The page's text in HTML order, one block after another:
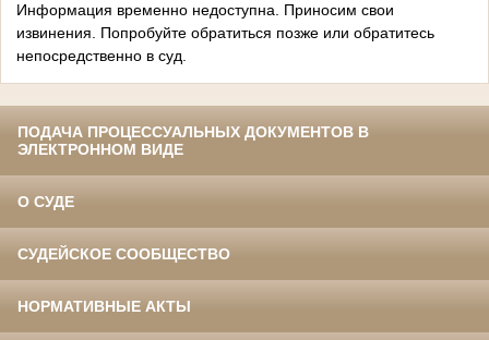
Информация временно недоступна. Приносим свои
извинения. Попробуйте обратиться позже или обратитесь
непосредственно в суд.
ПОДАЧА ПРОЦЕССУАЛЬНЫХ ДОКУМЕНТОВ В
ЭЛЕКТРОННОМ ВИДЕ
О СУДЕ
СУДЕЙСКОЕ СООБЩЕСТВО
НОРМАТИВНЫЕ АКТЫ